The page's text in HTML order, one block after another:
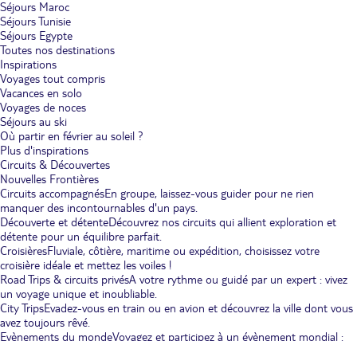
Séjours Maroc
Séjours Tunisie
Séjours Egypte
Toutes nos destinations
Inspirations
Voyages tout compris
Vacances en solo
Voyages de noces
Séjours au ski
Où partir en février au soleil ?
Plus d'inspirations
Circuits & Découvertes
Nouvelles Frontières
Circuits accompagnésEn groupe, laissez-vous guider pour ne rien
manquer des incontournables d'un pays.
Découverte et détenteDécouvrez nos circuits qui allient exploration et
détente pour un équilibre parfait.
CroisièresFluviale, côtière, maritime ou expédition, choisissez votre
croisière idéale et mettez les voiles !
Road Trips & circuits privésA votre rythme ou guidé par un expert : vivez
un voyage unique et inoubliable.
City TripsEvadez-vous en train ou en avion et découvrez la ville dont vous
avez toujours rêvé.
Evènements du mondeVoyagez et participez à un évènement mondial :